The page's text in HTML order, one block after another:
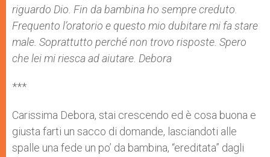
riguardo Dio. Fin da bambina ho sempre creduto.
Frequento l’oratorio e questo mio dubitare mi fa stare
male. Soprattutto perché non trovo risposte. Spero
che lei mi riesca ad aiutare. Debora
***
Carissima Debora, stai crescendo ed è cosa buona e
giusta farti un sacco di domande, lasciandoti alle
spalle una fede un po’ da bambina, “ereditata” dagli